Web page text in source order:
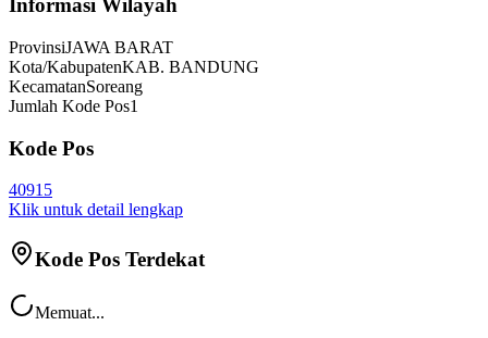
Informasi Wilayah
ProvinsiJAWA BARAT
Kota/KabupatenKAB. BANDUNG
KecamatanSoreang
Jumlah Kode Pos1
Kode Pos
40915
Klik untuk detail lengkap
Kode Pos Terdekat
Memuat...